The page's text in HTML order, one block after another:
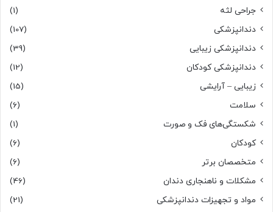
جراحی لثه
(1)
دندانپزشکی
(107)
دندانپزشکی زیبایی
(39)
دندانپزشکی کودکان
(12)
زیبایی – آرایشی
(15)
سلامت
(6)
شکستگی‌های فک و صورت
(1)
کودکان
(6)
متخصصان برتر
(6)
مشکلات و ناهنجاری دندان
(46)
مواد و تجهیزات دندانپزشکی
(21)